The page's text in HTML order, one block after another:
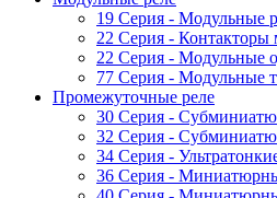
19 Cерия - Модульные
22 Серия -
22 Серия - Модульные
77 Серия - Модульные
Промежуточные реле
30 Серия -
32 Серия -
34 Серия -
36 Серия -